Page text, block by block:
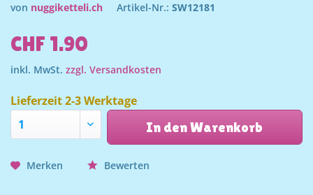
von nuggiketteli.ch Artikel-Nr.: SW12181
CHF 1.90
inkl. MwSt. zzgl. Versandkosten
Lieferzeit 2-3 Werktage
In den Warenkorb
Merken Bewerten